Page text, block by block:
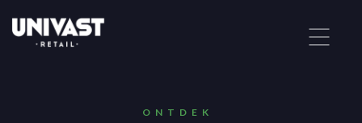
ONTDEK